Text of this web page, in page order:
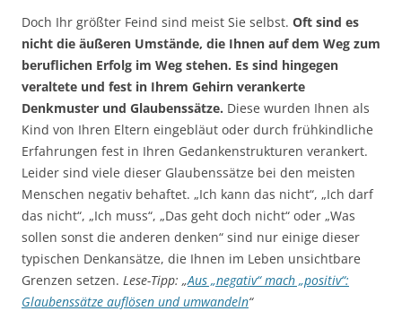
Doch Ihr größter Feind sind meist Sie selbst. Oft sind es
nicht die äußeren Umstände, die Ihnen auf dem Weg zum
beruflichen Erfolg im Weg stehen. Es sind hingegen
veraltete und fest in Ihrem Gehirn verankerte
Denkmuster und Glaubenssätze. Diese wurden Ihnen als
Kind von Ihren Eltern eingebläut oder durch frühkindliche
Erfahrungen fest in Ihren Gedankenstrukturen verankert.
Leider sind viele dieser Glaubenssätze bei den meisten
Menschen negativ behaftet. „Ich kann das nicht“, „Ich darf
das nicht“, „Ich muss“, „Das geht doch nicht“ oder „Was
sollen sonst die anderen denken“ sind nur einige dieser
typischen Denkansätze, die Ihnen im Leben unsichtbare
Grenzen setzen. Lese-Tipp: „Aus „negativ“ mach „positiv“:
Glaubenssätze auflösen und umwandeln“